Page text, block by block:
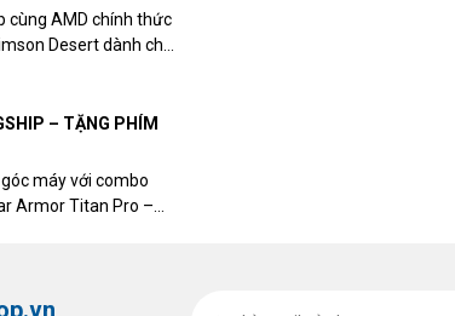
cùng AMD chính thức
Desert dành cho
– TẶNG PHÍM
máy với combo
Armor Titan Pro –